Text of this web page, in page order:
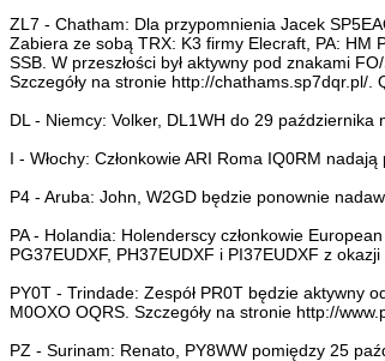
ZL7 - Chatham: Dla przypomnienia Jacek
Zabiera ze sobą TRX: K3 firmy Elecraft, PA: HM
SSB. W przeszłości był aktywny pod znakami
Szczegóły na stronie http://chathams.sp7dqr.pl/.
DL - Niemcy: Volker, DL1WH do 29
I - Włochy: Członkowie ARI Roma IQ0RM
P4 - Aruba: John, W2GD będzie ponownie
PA - Holandia: Holenderscy członkowie
PG37EUDXF, PH37EUDXF i PI37EUDXF z
PY0T - Trindade: Zespół PR0T będzie aktywny
M0OXO OQRS. Szczegóły na stronie http://
PZ - Surinam: Renato, PY8WW pomiędzy 25